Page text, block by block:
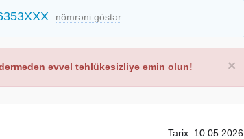
nömrəni göstər
×
əvvəl təhlükəsizliyə əmin olun!
Tarix: 10.05.2026